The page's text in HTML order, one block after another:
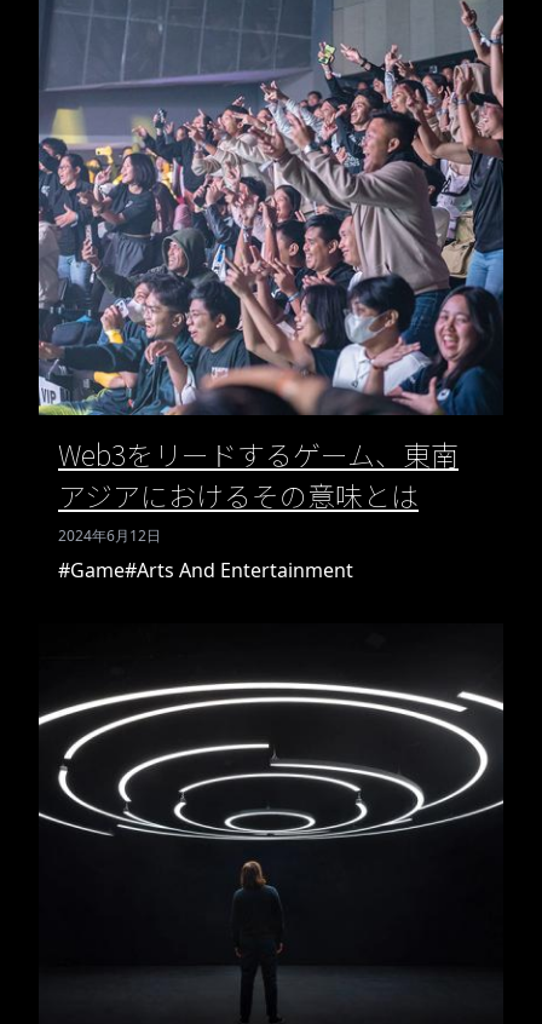
Web3をリードするゲーム、東南
アジアにおけるその意味とは
2024年6月12日
#Game#Arts And Entertainment